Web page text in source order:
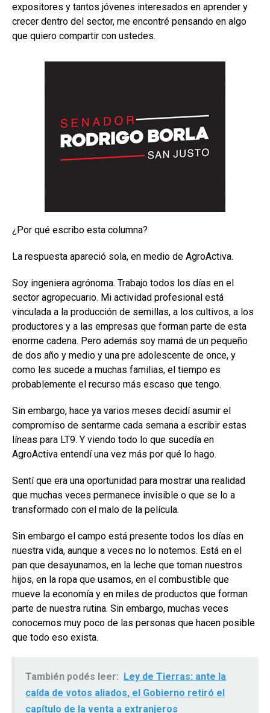
expositores y tantos jóvenes interesados en aprender y
crecer dentro del sector, me encontré pensando en algo
que quiero compartir con ustedes.
¿Por qué escribo esta columna?
La respuesta apareció sola, en medio de AgroActiva.
Soy ingeniera agrónoma. Trabajo todos los días en el
sector agropecuario. Mi actividad profesional está
vinculada a la producción de semillas, a los cultivos, a los
productores y a las empresas que forman parte de esta
enorme cadena. Pero además soy mamá de un pequeño
de dos año y medio y una pre adolescente de once, y
como les sucede a muchas familias, el tiempo es
probablemente el recurso más escaso que tengo.
Sin embargo, hace ya varios meses decidí asumir el
compromiso de sentarme cada semana a escribir estas
líneas para LT9. Y viendo todo lo que sucedía en
AgroActiva entendí una vez más por qué lo hago.
Sentí que era una oportunidad para mostrar una realidad
que muchas veces permanece invisible o que se lo a
transformado con el malo de la película.
Sin embargo el campo está presente todos los días en
nuestra vida, aunque a veces no lo notemos. Está en el
pan que desayunamos, en la leche que toman nuestros
hijos, en la ropa que usamos, en el combustible que
mueve la economía y en miles de productos que forman
parte de nuestra rutina. Sin embargo, muchas veces
conocemos muy poco de las personas que hacen posible
que todo eso exista.
También podés leer: Ley de Tierras: ante la
caída de votos aliados, el Gobierno retiró el
capítulo de la venta a extranjeros